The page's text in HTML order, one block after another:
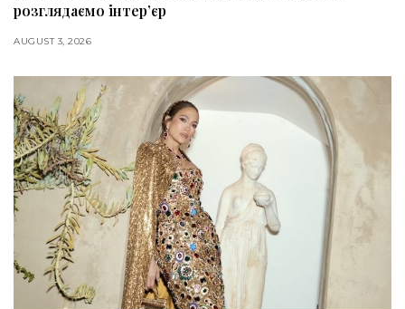
розглядаємо інтер’єр
AUGUST 3, 2026